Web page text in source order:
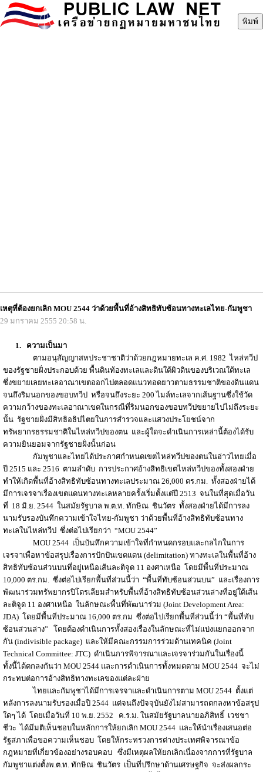
เหตุที่ต้องยกเลิก MOU 2544 ว่าด้วยพื้นที่อ้างสิทธิทับซ้อนทางทะเลไทย-กัมพูชา
29 มกราคม 2555 20:58 น.
1.
ความเป็นมา
ตามอนุสัญญาสหประชาชาติว่าด้วยกฎหมายทะเล ค.ศ. 1982 ไหล่ทวีป
ของรัฐชายฝั่งประกอบด้วย พื้นดินท้องทะเลและดินใต้ผิวดินของบริเวณใต้ทะเล
ซึ่งขยายเลยทะเลอาณาเขตออกไปตลอดแนวทอดยาวตามธรรมชาติของดินแดน
จนถึงริมนอกของขอบทวีป หรือจนถึงระยะ 200 ไมล์ทะเลจากเส้นฐานซึ่งใช้วัด
ความกว้างของทะเลอาณาเขตในกรณีที่ริมนอกของขอบทวีปขยายไปไม่ถึงระยะ
นั้น รัฐชายฝั่งมีสิทธิอธิปไตยในการสำรวจและแสวงประโยชน์จาก
ทรัพยากรธรรมชาติในไหล่ทวีปของตน และผู้ใดจะดำเนินการเหล่านี้ต้องได้รับ
ความยินยอมจากรัฐชายฝั่งนั้นก่อน
กัมพูชาและไทยได้ประกาศกำหนดเขตไหล่ทวีปของตนในอ่าวไทยเมื่อ
ปี 2515 และ 2516 ตามลำดับ การประกาศอ้างสิทธิเขตไหล่ทวีปของทั้งสองฝ่าย
ทำให้เกิดพื้นที่อ้างสิทธิทับซ้อนทางทะเลประมาณ 26,000 ตร.กม. ทั้งสองฝ่ายได้
มีการเจรจาเรื่องเขตแดนทางทะเลหลายครั้งเริ่มตั้งแต่ปี 2513 จนในที่สุดเมื่อวัน
ที่ 18 มิ.ย. 2544 ในสมัยรัฐบาล พ.ต.ท. ทักษิณ ชินวัตร ทั้งสองฝ่ายได้มีการลง
นามรับรองบันทึกความเข้าใจไทย-กัมพูชา ว่าด้วยพื้นที่อ้างสิทธิทับซ้อนทาง
ทะเลในไหล่ทวีป ซึ่งต่อไปเรียกว่า “MOU 2544”
MOU 2544 เป็นบันทึกความเข้าใจที่กำหนดกรอบและกลไกในการ
เจรจาเพื่อหาข้อสรุปเรื่องการปักปันเขตแดน (delimitation) ทางทะเลในพื้นที่อ้าง
สิทธิทับซ้อนส่วนบนที่อยู่เหนือเส้นละติจูด 11 องศาเหนือ โดยมีพื้นที่ประมาณ
10,000 ตร.กม. ซึ่งต่อไปเรียกพื้นที่ส่วนนี้ว่า “พื้นที่ทับซ้อนส่วนบน” และเรื่องการ
พัฒนาร่วมทรัพยากรปิโตรเลียมสำหรับพื้นที่อ้างสิทธิทับซ้อนส่วนล่างที่อยู่ใต้เส้น
ละติจูด 11 องศาเหนือ ในลักษณะพื้นที่พัฒนาร่วม (Joint Development Area:
JDA) โดยมีพื้นที่ประมาณ 16,000 ตร.กม ซึ่งต่อไปเรียกพื้นที่ส่วนนี้ว่า “พื้นที่ทับ
ซ้อนส่วนล่าง” โดยต้องดำเนินการทั้งสองเรื่องในลักษณะที่ไม่แบ่งแยกออกจาก
กัน (indivisible package) และให้มีคณะกรรมการร่วมด้านเทคนิค (Joint
Technical Committee: JTC) ดำเนินการพิจารณาและเจรจาร่วมกันในเรื่องนี้
ทั้งนี้ได้ตกลงกันว่า MOU 2544 และการดำเนินการทั้งหมดตาม MOU 2544 จะไม่
กระทบต่อการอ้างสิทธิทางทะเลของแต่ละฝ่าย
ไทยและกัมพูชาได้มีการเจรจาและดำเนินการตาม MOU 2544 ตั้งแต่
หลังการลงนามรับรองเมื่อปี 2544 แต่จนถึงปัจจุบันยังไม่สามารถตกลงหาข้อสรุป
ใดๆ ได้ โดยเมื่อวันที่ 10 พ.ย. 2552 ค.ร.ม. ในสมัยรัฐบาลนายอภิสิทธิ์ เวชชา
ชีวะ ได้มีมติเห็นชอบในหลักการให้ยกเลิก MOU 2544 และให้นำเรื่องเสนอต่อ
รัฐสภาเพื่อขอความเห็นชอบ โดยให้กระทรวงการต่างประเทศพิจารณาข้อ
กฎหมายที่เกี่ยวข้องอย่างรอบคอบ ซึ่งมีเหตุผลให้ยกเลิกเนื่องจากการที่รัฐบาล
กัมพูชาแต่งตั้งพ.ต.ท. ทักษิณ ชินวัตร เป็นที่ปรึกษาด้านเศรษฐกิจ จะส่งผลกระ